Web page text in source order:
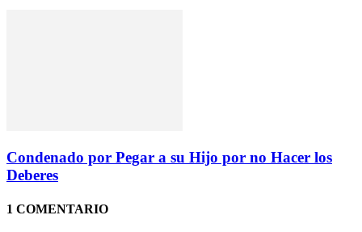
Condenado por Pegar a su Hijo por no Hacer los
Deberes
1 COMENTARIO